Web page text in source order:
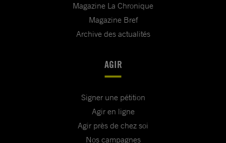
Magazine La Chronique
Magazine Bref
Archive des actualités
AGIR
Signer une pétition
Agir en ligne
Agir près de chez soi
Nos campagnes